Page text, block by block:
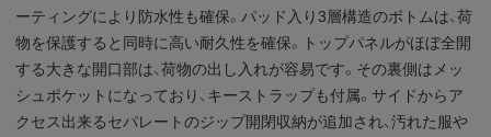
ーティングにより防水性も確保。パッド入り3層構造のボトムは、荷
物を保護すると同時に高い耐久性を確保。トップパネルがほぼ全開
する大きな開口部は、荷物の出し入れが容易です。その裏側はメッ
シュポケットになっており、キーストラップも付属。サイドからア
クセス出来るセパレートのジップ開閉収納が追加され、汚れた服や